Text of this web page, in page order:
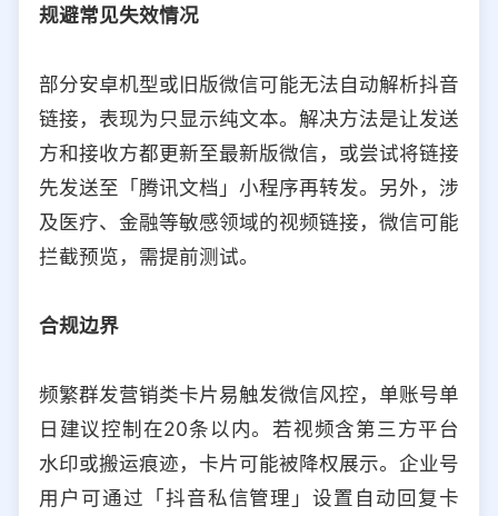
规避常见失效情况
部分安卓机型或旧版微信可能无法自动解析抖音
链接，表现为只显示纯文本。解决方法是让发送
方和接收方都更新至最新版微信，或尝试将链接
先发送至「腾讯文档」小程序再转发。另外，涉
及医疗、金融等敏感领域的视频链接，微信可能
拦截预览，需提前测试。
合规边界
频繁群发营销类卡片易触发微信风控，单账号单
日建议控制在20条以内。若视频含第三方平台
水印或搬运痕迹，卡片可能被降权展示。企业号
用户可通过「抖音私信管理」设置自动回复卡